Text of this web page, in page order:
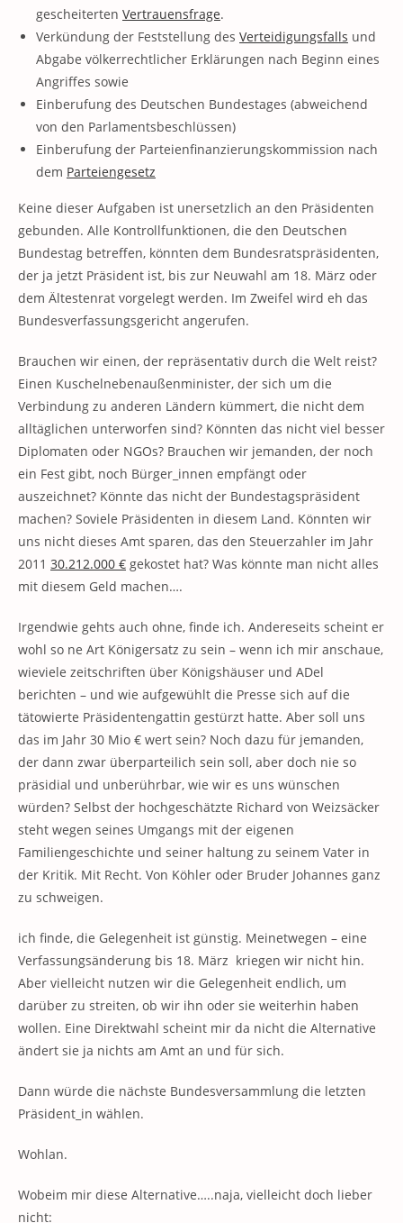
gescheiterten Vertrauensfrage.
Verkündung der Feststellung des Verteidigungsfalls und
Abgabe völkerrechtlicher Erklärungen nach Beginn eines
Angriffes sowie
Einberufung des Deutschen Bundestages (abweichend
von den Parlamentsbeschlüssen)
Einberufung der Parteienfinanzierungskommission nach
dem Parteiengesetz
Keine dieser Aufgaben ist unersetzlich an den Präsidenten
gebunden. Alle Kontrollfunktionen, die den Deutschen
Bundestag betreffen, könnten dem Bundesratspräsidenten,
der ja jetzt Präsident ist, bis zur Neuwahl am 18. März oder
dem Ältestenrat vorgelegt werden. Im Zweifel wird eh das
Bundesverfassungsgericht angerufen.
Brauchen wir einen, der repräsentativ durch die Welt reist?
Einen Kuschelnebenaußenminister, der sich um die
Verbindung zu anderen Ländern kümmert, die nicht dem
alltäglichen unterworfen sind? Könnten das nicht viel besser
Diplomaten oder NGOs? Brauchen wir jemanden, der noch
ein Fest gibt, noch Bürger_innen empfängt oder
auszeichnet? Könnte das nicht der Bundestagspräsident
machen? Soviele Präsidenten in diesem Land. Könnten wir
uns nicht dieses Amt sparen, das den Steuerzahler im Jahr
2011 30.212.000 € gekostet hat? Was könnte man nicht alles
mit diesem Geld machen….
Irgendwie gehts auch ohne, finde ich. Andereseits scheint er
wohl so ne Art Königersatz zu sein – wenn ich mir anschaue,
wieviele zeitschriften über Königshäuser und ADel
berichten – und wie aufgewühlt die Presse sich auf die
tätowierte Präsidentengattin gestürzt hatte. Aber soll uns
das im Jahr 30 Mio € wert sein? Noch dazu für jemanden,
der dann zwar überparteilich sein soll, aber doch nie so
präsidial und unberührbar, wie wir es uns wünschen
würden? Selbst der hochgeschätzte Richard von Weizsäcker
steht wegen seines Umgangs mit der eigenen
Familiengeschichte und seiner haltung zu seinem Vater in
der Kritik. Mit Recht. Von Köhler oder Bruder Johannes ganz
zu schweigen.
ich finde, die Gelegenheit ist günstig. Meinetwegen – eine
Verfassungsänderung bis 18. März kriegen wir nicht hin.
Aber vielleicht nutzen wir die Gelegenheit endlich, um
darüber zu streiten, ob wir ihn oder sie weiterhin haben
wollen. Eine Direktwahl scheint mir da nicht die Alternative
ändert sie ja nichts am Amt an und für sich.
Dann würde die nächste Bundesversammlung die letzten
Präsident_in wählen.
Wohlan.
Wobeim mir diese Alternative…..naja, vielleicht doch lieber
nicht: